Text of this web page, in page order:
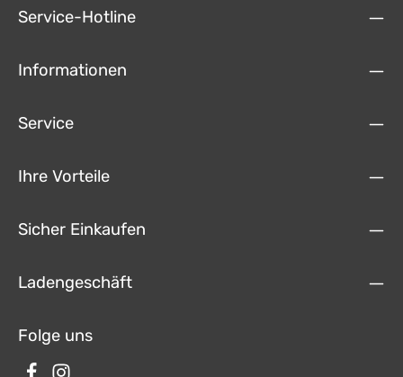
Service-Hotline
Informationen
Service
Ihre Vorteile
Sicher Einkaufen
Ladengeschäft
Folge uns